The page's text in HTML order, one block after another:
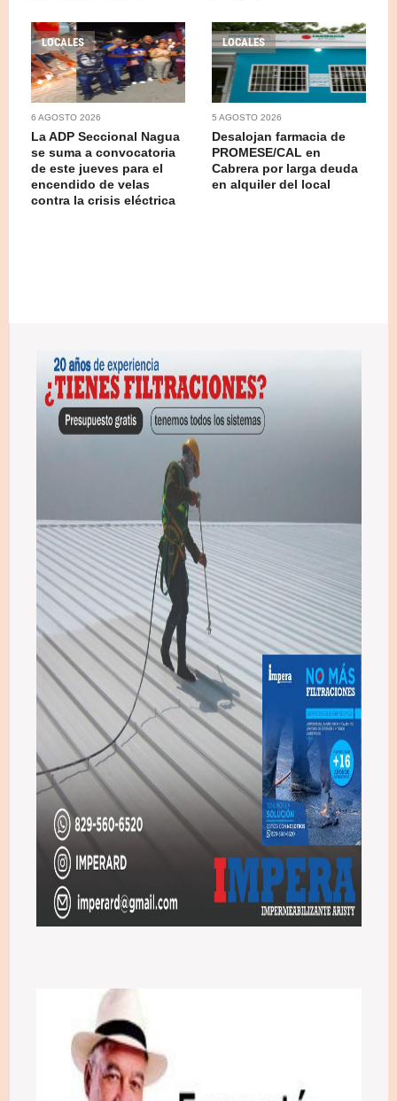
LOCALES
6 AGOSTO 2026
La ADP Seccional Nagua
se suma a convocatoria
de este jueves para el
encendido de velas
contra la crisis eléctrica
LOCALES
5 AGOSTO 2026
Desalojan farmacia de
PROMESE/CAL en
Cabrera por larga deuda
en alquiler del local